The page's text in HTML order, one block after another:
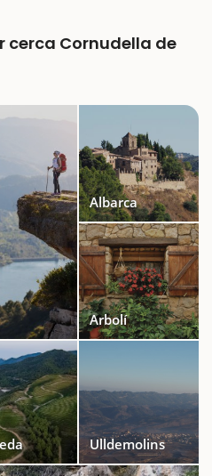
cerca Cornudella de
Albarca
Arbolí
Ulldemolins